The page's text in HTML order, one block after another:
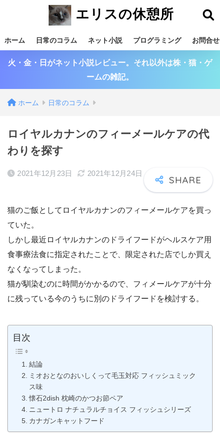
エリスの休憩所
ホーム 日常のコラム ネット小説 プログラミング お問合せ
火・金・日がネット小説レビュー。それ以外は株・猫・ゲ
ームの雑記。
ホーム 日常のコラム
ロイヤルカナンのフィーメールケアの代
わりを探す
2021年12月23日 2021年12月24日
猫のご飯としてロイヤルカナンのフィーメールケアを買っ
ていた。
しかし最近ロイヤルカナンのドライフードがヘルスケア用
食事療法食に指定されたことで、限定された店でしか買え
なくなってしまった。
猫が馴染むのに時間がかかるので、フィメールケアが十分
に残っている今のうちに別のドライフードを検討する。
目次
結論
ミオおとなのおいしくって毛玉対応 フィッシュミック
ス味
懐石2dish 枕崎のかつお節ペア
ニュートロ ナチュラルチョイス フィッシュシリーズ
カナガンキャットフード